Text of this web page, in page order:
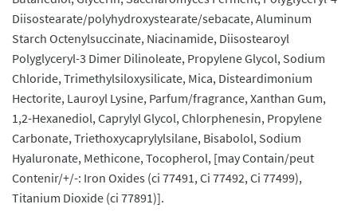
Diisostearate/polyhydroxystearate/sebacate, Aluminum
Starch Octenylsuccinate, Niacinamide, Diisostearoyl
Polyglyceryl-3 Dimer Dilinoleate, Propylene Glycol, Sodium
Chloride, Trimethylsiloxysilicate, Mica, Disteardimonium
Hectorite, Lauroyl Lysine, Parfum/fragrance, Xanthan Gum,
1,2-Hexanediol, Caprylyl Glycol, Chlorphenesin, Propylene
Carbonate, Triethoxycaprylylsilane, Bisabolol, Sodium
Hyaluronate, Methicone, Tocopherol, [may Contain/peut
Contenir/+/-: Iron Oxides (ci 77491, Ci 77492, Ci 77499),
Titanium Dioxide (ci 77891)].